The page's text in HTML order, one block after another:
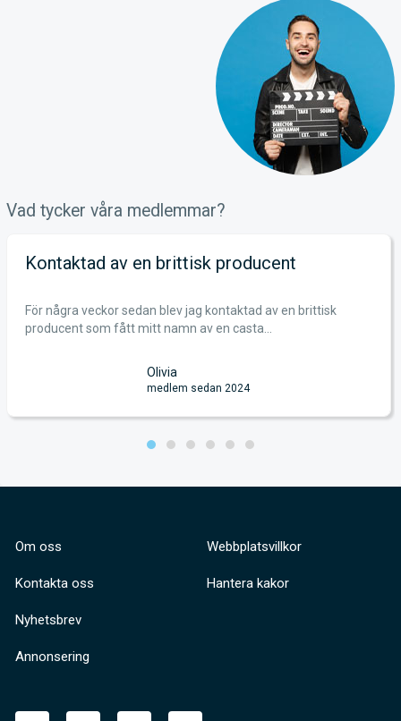
Vad tycker våra medlemmar?
Kontaktad av en brittisk producent
För några veckor sedan blev jag kontaktad av en brittisk
producent som fått mitt namn av en casta...
Olivia
medlem sedan 2024
Om oss
Kontakta oss
Nyhetsbrev
Annonsering
Webbplatsvillkor
Hantera kakor